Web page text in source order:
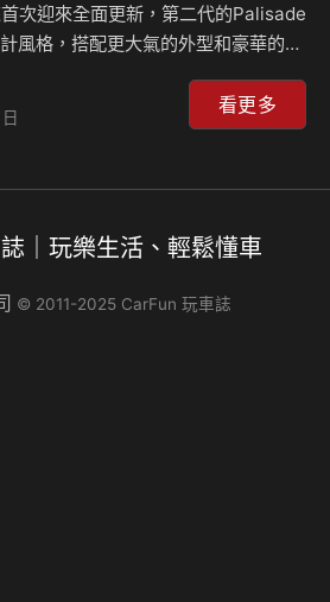
次迎來全面更新，第二代的Palisade
風格，搭配更大氣的外型和豪華的內
預計將會在正式發表前公布詳細細
豪華的休旅選擇。 全新Palisade的外
派，強調垂直和水平線條，讓車輛看
覺效果，車側線條簡潔有力，黑色車
看更多
｜玩樂生活、輕鬆懂車
© 2011-2025 CarFun 玩車誌